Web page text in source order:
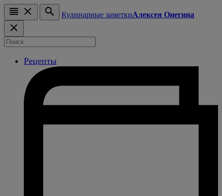
Кулинарные заметкиАлексея Онегина
Рецепты